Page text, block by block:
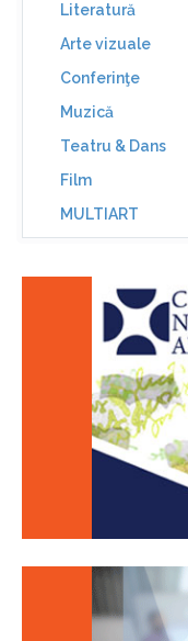
Literatură
Arte vizuale
Conferinţe
Muzică
Teatru & Dans
Film
MULTIART